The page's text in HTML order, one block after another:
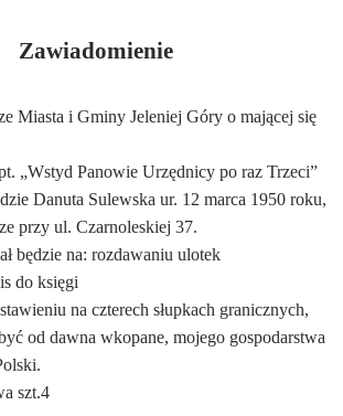
Zawiadomienie
Miasta i Gminy Jeleniej Góry o mającej się
„Wstyd Panowie Urzędnicy po raz Trzeci”
Danuta Sulewska ur. 12 marca 1950 roku,
przy ul. Czarnoleskiej 37.
będzie na: rozdawaniu ulotek
do księgi
na czterech słupkach granicznych,
od dawna wkopane, mojego gospodarstwa
szt.4